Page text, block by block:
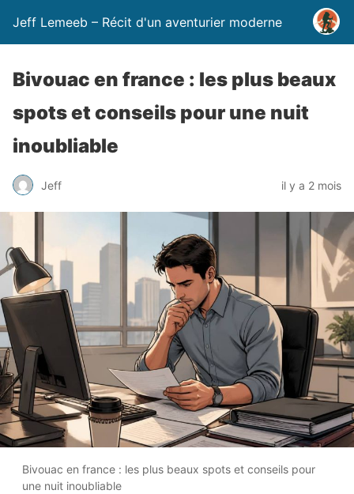
Jeff Lemeeb – Récit d'un aventurier moderne
Bivouac en france : les plus beaux
spots et conseils pour une nuit
inoubliable
Jeff il y a 2 mois
Bivouac en france : les plus beaux spots et conseils pour
une nuit inoubliable